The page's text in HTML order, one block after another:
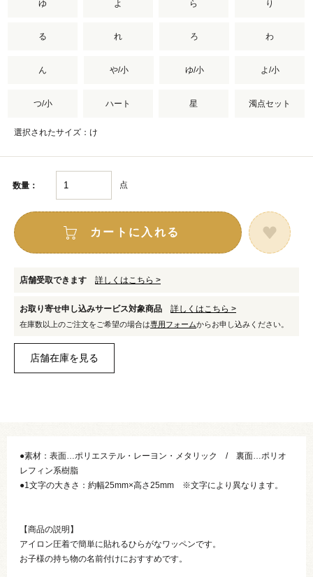
ゆ よ ら り
る れ ろ わ
ん や/小 ゆ/小 よ/小
つ/小 ハート 星 濁点セット
選択されたサイズ：け
数量： 点
カートに入れる
店舗受取できます 詳しくはこちら >
お取り寄せ申し込みサービス対象商品 詳しくはこちら >
在庫数以上のご注文をご希望の場合は専用フォームからお申し込みください。
●素材：表面…ポリエステル・レーヨン・メタリック / 裏面…ポリオ
レフィン系樹脂
●1文字の大きさ：約幅25mm×高さ25mm ※文字により異なります。
【商品の説明】
アイロン圧着で簡単に貼れるひらがなワッペンです。
お子様の持ち物の名前付けにおすすめです。